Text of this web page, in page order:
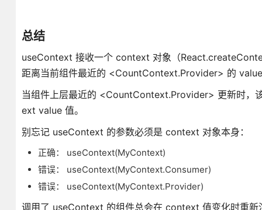
总结
useContext 接收一个 context 对象（
距离当前组件最近的 <CountContext.Provider> 的 value
当组件上层最近的 <CountContext.Provider> 更新时
ext value 值。
别忘记 useContext 的参数必须是 context 对象本身：
正确： useContext(MyContext)
错误： useContext(MyContext.Consumer)
错误： useContext(MyContext.Provider)
调用了 useContext 的组件总会在 context 值变化时重